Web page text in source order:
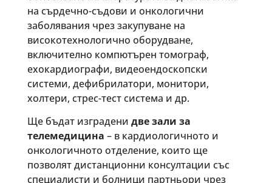
на сърдечно-съдови и онкологични
заболявания чрез закупуване на
високотехнологично оборудване,
включително компютърен томограф,
ехокардиографи, видеоендоскопски
системи, дефибрилатори, монитори,
холтери, стрес-тест система и др.
Ще бъдат изградени две зали за
телемедицина – в кардиологичното и
онкологичното отделение, които ще
позволят дистанционни консултации със
специалисти и болници партньори чрез